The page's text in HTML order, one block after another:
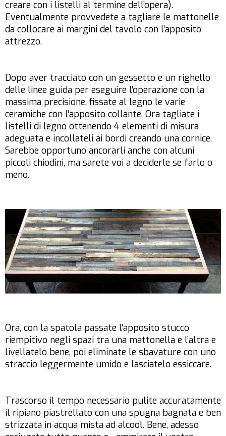
creare con i listelli al termine dell’opera).
Eventualmente provvedete a tagliare le mattonelle
da collocare ai margini del tavolo con l’apposito
attrezzo.
Dopo aver tracciato con un gessetto e un righello
delle linee guida per eseguire l’operazione con la
massima precisione, fissate al legno le varie
ceramiche con l’apposito collante. Ora tagliate i
listelli di legno ottenendo 4 elementi di misura
adeguata e incollateli ai bordi creando una cornice.
Sarebbe opportuno ancorarli anche con alcuni
piccoli chiodini, ma sarete voi a deciderle se farlo o
meno.
Ora, con la spatola passate l’apposito stucco
riempitivo negli spazi tra una mattonella e l’altra e
livellatelo bene, poi eliminate le sbavature con uno
straccio leggermente umido e lasciatelo essiccare.
Trascorso il tempo necessario pulite accuratamente
il ripiano piastrellato con una spugna bagnata e ben
strizzata in acqua mista ad alcool. Bene, adesso